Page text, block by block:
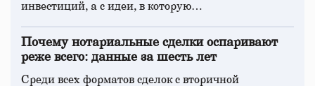
инвестиций, а с идеи, в которую…
Почему нотариальные сделки оспаривают
реже всего: данные за шесть лет
Среди всех форматов сделок с вторичной